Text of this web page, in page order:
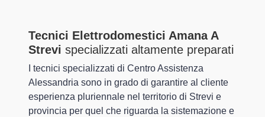
Tecnici Elettrodomestici Amana A
Strevi specializzati altamente preparati
I tecnici specializzati di Centro Assistenza
Alessandria sono in grado di garantire al cliente
esperienza pluriennale nel territorio di Strevi e
provincia per quel che riguarda la sistemazione e